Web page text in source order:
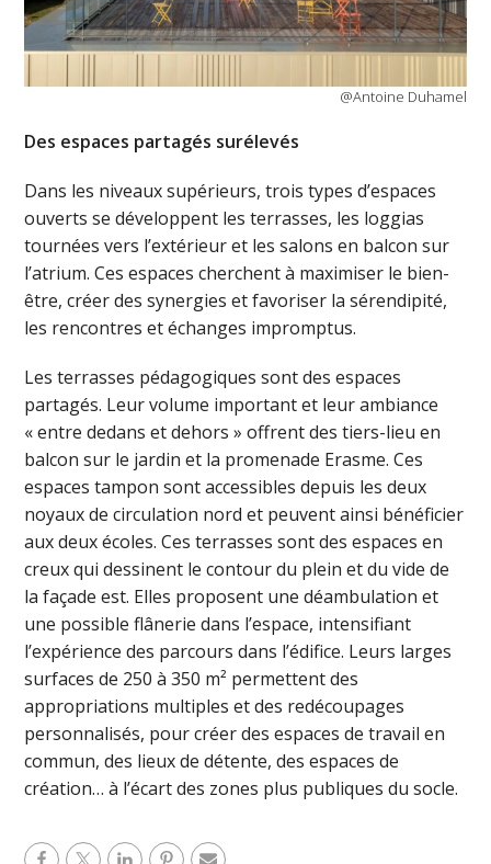
@Antoine Duhamel
Des espaces partagés surélevés
Dans les niveaux supérieurs, trois types d’espaces
ouverts se développent les terrasses, les loggias
tournées vers l’extérieur et les salons en balcon sur
l’atrium. Ces espaces cherchent à maximiser le bien-
être, créer des synergies et favoriser la sérendipité,
les rencontres et échanges impromptus.
Les terrasses pédagogiques sont des espaces
partagés. Leur volume important et leur ambiance
« entre dedans et dehors » offrent des tiers-lieu en
balcon sur le jardin et la promenade Erasme. Ces
espaces tampon sont accessibles depuis les deux
noyaux de circulation nord et peuvent ainsi bénéficier
aux deux écoles. Ces terrasses sont des espaces en
creux qui dessinent le contour du plein et du vide de
la façade est. Elles proposent une déambulation et
une possible flânerie dans l’espace, intensifiant
l’expérience des parcours dans l’édifice. Leurs larges
surfaces de 250 à 350 m² permettent des
appropriations multiples et des redécoupages
personnalisés, pour créer des espaces de travail en
commun, des lieux de détente, des espaces de
création… à l’écart des zones plus publiques du socle.